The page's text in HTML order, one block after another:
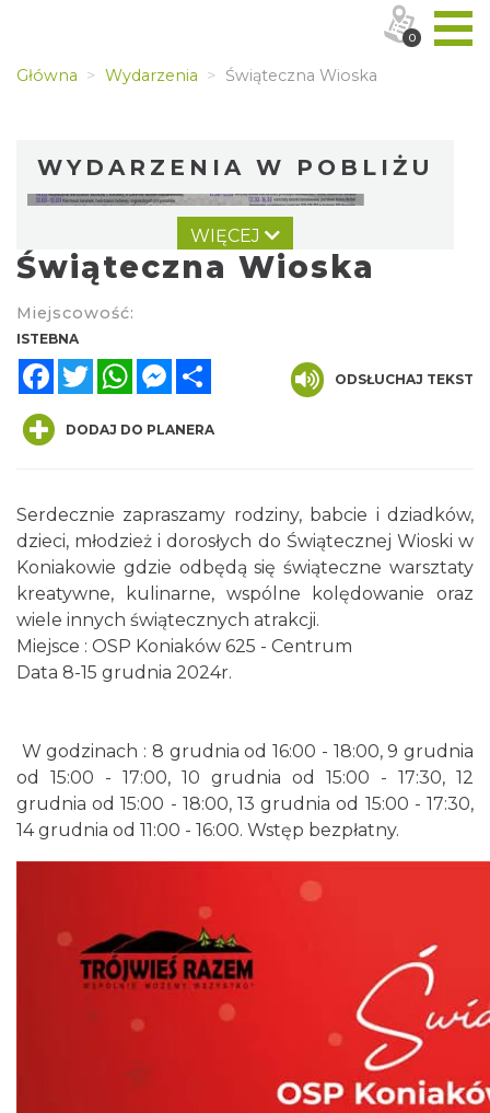
Główna Wydarzenia Świąteczna Wioska
WYDARZENIA W POBLIŻU
Dni Koronki Koniakowskiej
Koniaków
0.06 km
Koniaków
0.14 km
WIĘCEJ
Świąteczna Wioska
Miejscowość:
ISTEBNA
FacebookTwitterWhatsAppMessenger
ODSŁUCHAJ TEKST
DODAJ DO PLANERA
Serdecznie zapraszamy rodziny, babcie i dziadków,
dzieci, młodzież i dorosłych do Świątecznej Wioski w
Koniakowie gdzie odbędą się świąteczne warsztaty
kreatywne, kulinarne, wspólne kolędowanie oraz
wiele innych świątecznych atrakcji.
Miejsce : OSP Koniaków 625 - Centrum
Data 8-15 grudnia 2024r.
W godzinach : 8 grudnia od 16:00 - 18:00, 9 grudnia
od 15:00 - 17:00, 10 grudnia od 15:00 - 17:30, 12
grudnia od 15:00 - 18:00, 13 grudnia od 15:00 - 17:30,
14 grudnia od 11:00 - 16:00. Wstęp bezpłatny.
0